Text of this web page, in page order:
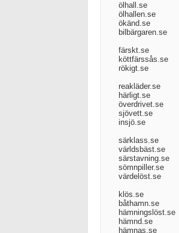
ölhall.se
ölhallen.se
ökänd.se
bilbärgaren.se
färskt.se
köttfärssås.se
rökigt.se
reakläder.se
härligt.se
överdrivet.se
sjövett.se
insjö.se
särklass.se
världsbäst.se
särstavning.se
sömnpiller.se
värdelöst.se
klös.se
båthamn.se
hämningslöst.se
hämnd.se
hämnas.se